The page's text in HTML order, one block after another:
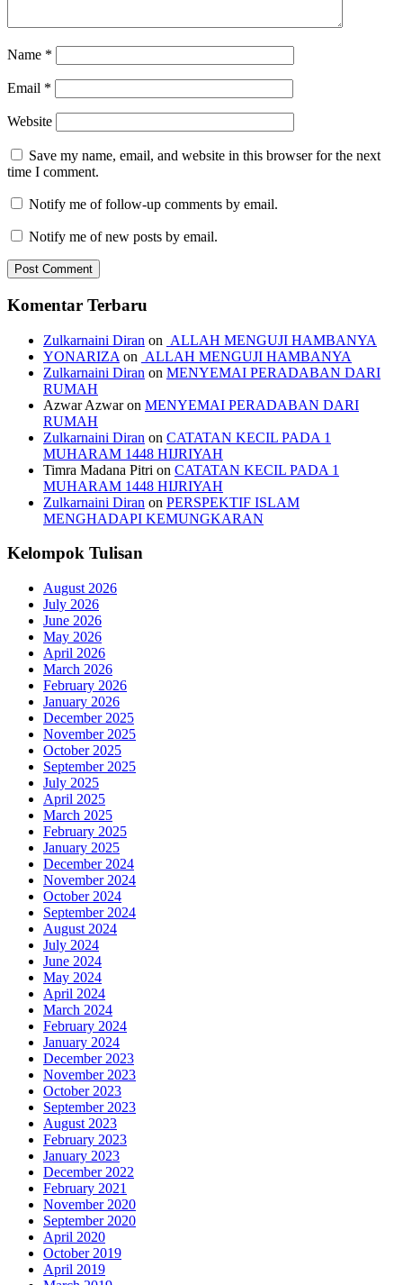
Name *
Email *
Website
Save my name, email, and website in this browser for the next
time I comment.
Notify me of follow-up comments by email.
Notify me of new posts by email.
Komentar Terbaru
Zulkarnaini Diran on ALLAH MENGUJI HAMBANYA
YONARIZA on ALLAH MENGUJI HAMBANYA
Zulkarnaini Diran on MENYEMAI PERADABAN DARI
RUMAH
Azwar Azwaron MENYEMAI PERADABAN DARI
RUMAH
Zulkarnaini Diran on CATATAN KECIL PADA 1
MUHARAM 1448 HIJRIYAH
Timra Madana Pitri on CATATAN KECIL PADA 1
MUHARAM 1448 HIJRIYAH
Zulkarnaini Diran on PERSPEKTIF ISLAM
MENGHADAPI KEMUNGKARAN
Kelompok Tulisan
August 2026
July 2026
June 2026
May 2026
April 2026
March 2026
February 2026
January 2026
December 2025
November 2025
October 2025
September 2025
July 2025
April 2025
March 2025
February 2025
January 2025
December 2024
November 2024
October 2024
September 2024
August 2024
July 2024
June 2024
May 2024
April 2024
March 2024
February 2024
January 2024
December 2023
November 2023
October 2023
September 2023
August 2023
February 2023
January 2023
December 2022
February 2021
November 2020
September 2020
April 2020
October 2019
April 2019